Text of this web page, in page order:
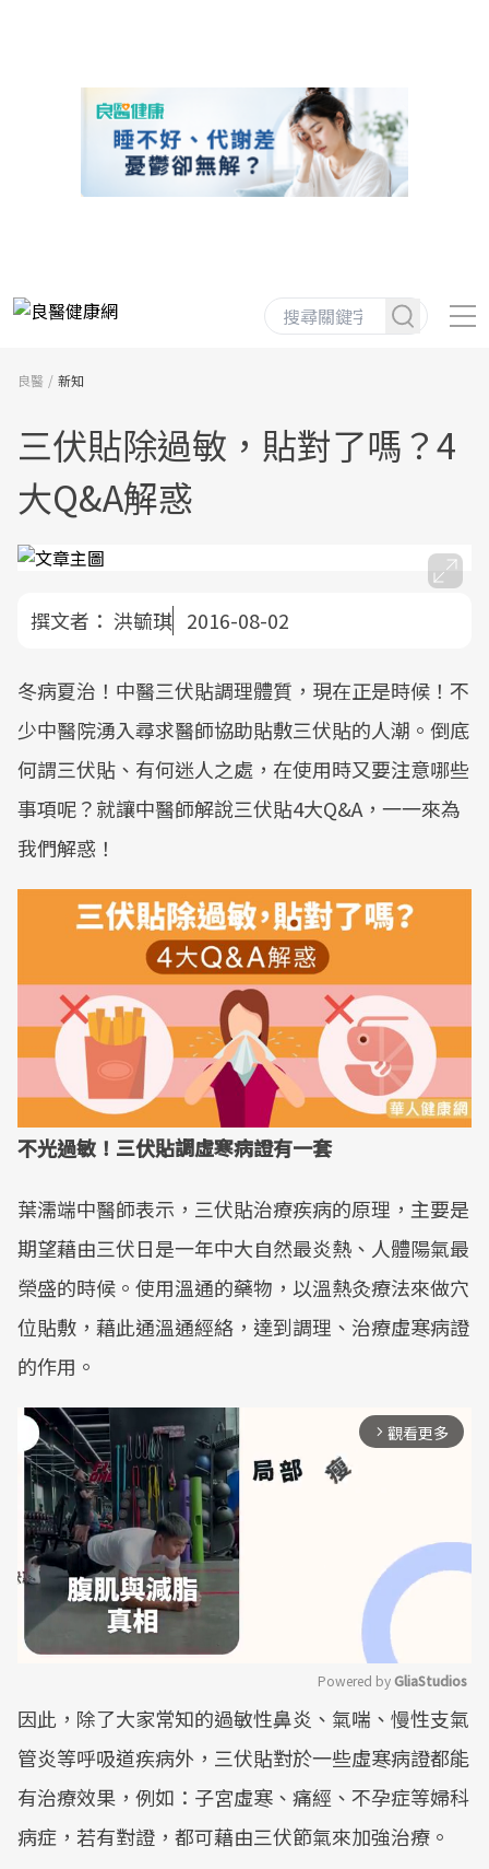
良醫 新知
三伏貼除過敏，貼對了嗎？4
大Q&A解惑
撰文者： 洪毓琪 2016-08-02
冬病夏治！中醫三伏貼調理體質，現在正是時候！不
少中醫院湧入尋求醫師協助貼敷三伏貼的人潮。倒底
何謂三伏貼、有何迷人之處，在使用時又要注意哪些
事項呢？就讓中醫師解說三伏貼4大Q&A，一一來為
我們解惑！
不光過敏！三伏貼調虛寒病證有一套
葉濡端中醫師表示，三伏貼治療疾病的原理，主要是
期望藉由三伏日是一年中大自然最炎熱、人體陽氣最
榮盛的時候。使用溫通的藥物，以溫熱灸療法來做穴
位貼敷，藉此通溫通經絡，達到調理、治療虛寒病證
的作用。
arrow_forward_ios 觀看更多
Mute
Powered by GliaStudios
因此，除了大家常知的過敏性鼻炎、氣喘、慢性支氣
管炎等呼吸道疾病外，三伏貼對於一些虛寒病證都能
有治療效果，例如：子宮虛寒、痛經、不孕症等婦科
病症，若有對證，都可藉由三伏節氣來加強治療。